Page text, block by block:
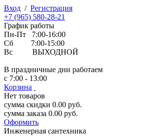
Вход / Регистрация
+7 (965) 580-28-21
График работы
Пн-Пт 7:00-16:00
Сб 7:00-15:00
Вс ВЫХОДНОЙ
В праздничные дни работаем
с 7:00 - 13:00
Корзина
Нет товаров
сумма скидки 0.00 руб.
сумма заказа 0.00 руб.
Оформить
Инженерная сантехника